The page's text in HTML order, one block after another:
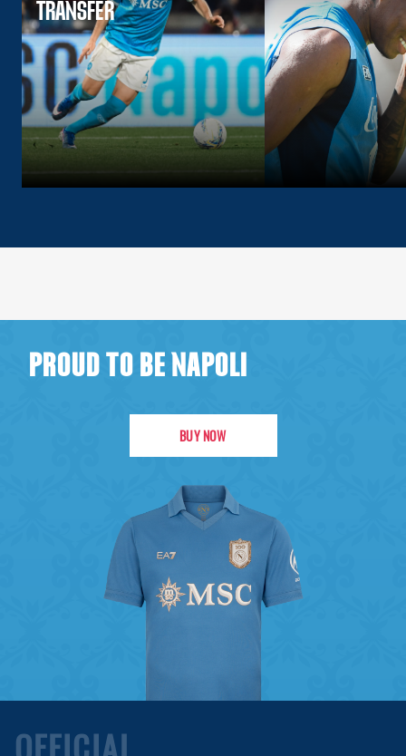
TRANSFER
PROUD TO BE NAPOLI
BUY NOW